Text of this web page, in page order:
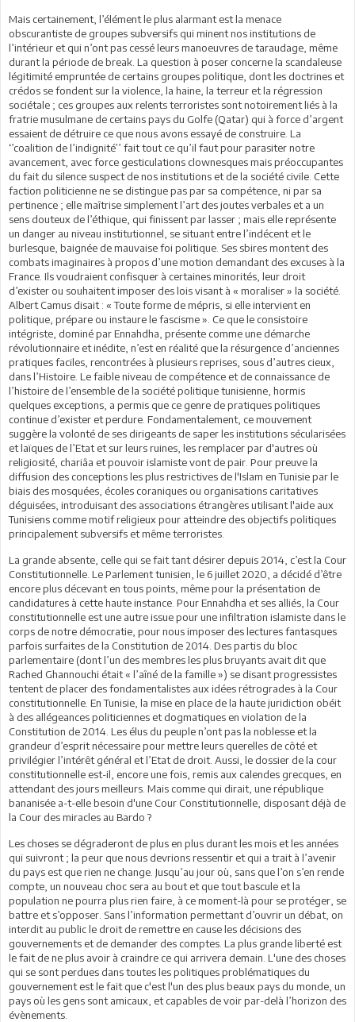
Mais certainement, l’élément le plus alarmant est la menace
obscurantiste de groupes subversifs qui minent nos institutions de
l’intérieur et qui n’ont pas cessé leurs manoeuvres de taraudage, même
durant la période de break. La question à poser concerne la scandaleuse
légitimité empruntée de certains groupes politique, dont les doctrines et
crédos se fondent sur la violence, la haine, la terreur et la régression
sociétale ; ces groupes aux relents terroristes sont notoirement liés à la
fratrie musulmane de certains pays du Golfe (Qatar) qui à force d’argent
essaient de détruire ce que nous avons essayé de construire. La
‘’coalition de l’indignité’’ fait tout ce qu’il faut pour parasiter notre
avancement, avec force gesticulations clownesques mais préoccupantes
du fait du silence suspect de nos institutions et de la société civile. Cette
faction politicienne ne se distingue pas par sa compétence, ni par sa
pertinence ; elle maîtrise simplement l’art des joutes verbales et a un
sens douteux de l’éthique, qui finissent par lasser ; mais elle représente
un danger au niveau institutionnel, se situant entre l’indécent et le
burlesque, baignée de mauvaise foi politique. Ses sbires montent des
combats imaginaires à propos d’une motion demandant des excuses à la
France. Ils voudraient confisquer à certaines minorités, leur droit
d’exister ou souhaitent imposer des lois visant à « moraliser » la société.
Albert Camus disait : « Toute forme de mépris, si elle intervient en
politique, prépare ou instaure le fascisme ». Ce que le consistoire
intégriste, dominé par Ennahdha, présente comme une démarche
révolutionnaire et inédite, n’est en réalité que la résurgence d’anciennes
pratiques faciles, rencontrées à plusieurs reprises, sous d’autres cieux,
dans l’Histoire. Le faible niveau de compétence et de connaissance de
l’histoire de l’ensemble de la société politique tunisienne, hormis
quelques exceptions, a permis que ce genre de pratiques politiques
continue d’exister et perdure. Fondamentalement, ce mouvement
suggère la volonté de ses dirigeants de saper les institutions sécularisées
et laïques de l’Etat et sur leurs ruines, les remplacer par d'autres où
religiosité, chariâa et pouvoir islamiste vont de pair. Pour preuve la
diffusion des conceptions les plus restrictives de l'Islam en Tunisie par le
biais des mosquées, écoles coraniques ou organisations caritatives
déguisées, introduisant des associations étrangères utilisant l'aide aux
Tunisiens comme motif religieux pour atteindre des objectifs politiques
principalement subversifs et même terroristes.
La grande absente, celle qui se fait tant désirer depuis 2014, c’est la Cour
Constitutionnelle. Le Parlement tunisien, le 6 juillet 2020, a décidé d’être
encore plus décevant en tous points, même pour la présentation de
candidatures à cette haute instance. Pour Ennahdha et ses alliés, la Cour
constitutionnelle est une autre issue pour une infiltration islamiste dans le
corps de notre démocratie, pour nous imposer des lectures fantasques
parfois surfaites de la Constitution de 2014. Des partis du bloc
parlementaire (dont l’un des membres les plus bruyants avait dit que
Rached Ghannouchi était « l’aîné de la famille ») se disant progressistes
tentent de placer des fondamentalistes aux idées rétrogrades à la Cour
constitutionnelle. En Tunisie, la mise en place de la haute juridiction obéit
à des allégeances politiciennes et dogmatiques en violation de la
Constitution de 2014. Les élus du peuple n’ont pas la noblesse et la
grandeur d’esprit nécessaire pour mettre leurs querelles de côté et
privilégier l’intérêt général et l’Etat de droit. Aussi, le dossier de la cour
constitutionnelle est-il, encore une fois, remis aux calendes grecques, en
attendant des jours meilleurs. Mais comme qui dirait, une république
bananisée a-t-elle besoin d'une Cour Constitutionnelle, disposant déjà de
la Cour des miracles au Bardo ?
Les choses se dégraderont de plus en plus durant les mois et les années
qui suivront ; la peur que nous devrions ressentir et qui a trait à l’avenir
du pays est que rien ne change. Jusqu’au jour où, sans que l’on s’en rende
compte, un nouveau choc sera au bout et que tout bascule et la
population ne pourra plus rien faire, à ce moment-là pour se protéger, se
battre et s’opposer. Sans l’information permettant d’ouvrir un débat, on
interdit au public le droit de remettre en cause les décisions des
gouvernements et de demander des comptes. La plus grande liberté est
le fait de ne plus avoir à craindre ce qui arrivera demain. L'une des choses
qui se sont perdues dans toutes les politiques problématiques du
gouvernement est le fait que c'est l'un des plus beaux pays du monde, un
pays où les gens sont amicaux, et capables de voir par-delà l’horizon des
évènements.